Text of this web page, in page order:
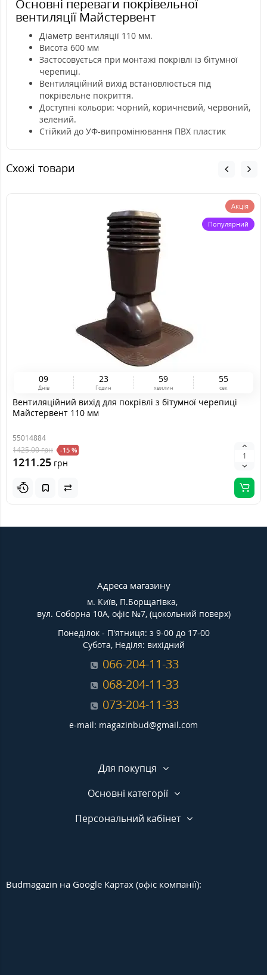
Основні переваги покрівельної
вентиляції Майстервент
Діаметр вентиляції 110 мм.
Висота 600 мм
Застосовується при монтажі покрівлі із бітумної
черепиці.
Вентиляційний вихід встановлюється під
покрівельне покриття.
Доступні кольори: чорний, коричневий, червоний,
зелений.
Стійкий до УФ-випромінювання ПВХ пластик
Схожі товари
Акція
Популярний
09
Днів
23
Годин
59
хвилин
54
сек
Вентиляційний вихід для покрівлі з бітумної черепиці
Майстервент 110 мм
55014884
1425.00грн -15 %
1211.25 грн
Адреса магазину
м. Київ, П.Борщагівка,
вул. Соборна 10А, офіс №7, (цокольний поверх)
Понеділок - П'ятниця: з 9-00 до 17-00
Субота, Неділя: вихідний
066-204-11-33
068-204-11-33
073-204-11-33
e-mail: magazinbud@gmail.com
Для покупця
Основні категорії
Персональний кабінет
Budmagazin на Google Картах (офіс компанії):